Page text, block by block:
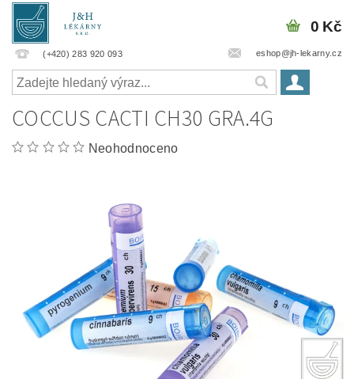
(+420) 283 920 093 eshop@jh-lekarny.cz
0 Kč
COCCUS CACTI CH30 GRA.4G
Neohodnoceno